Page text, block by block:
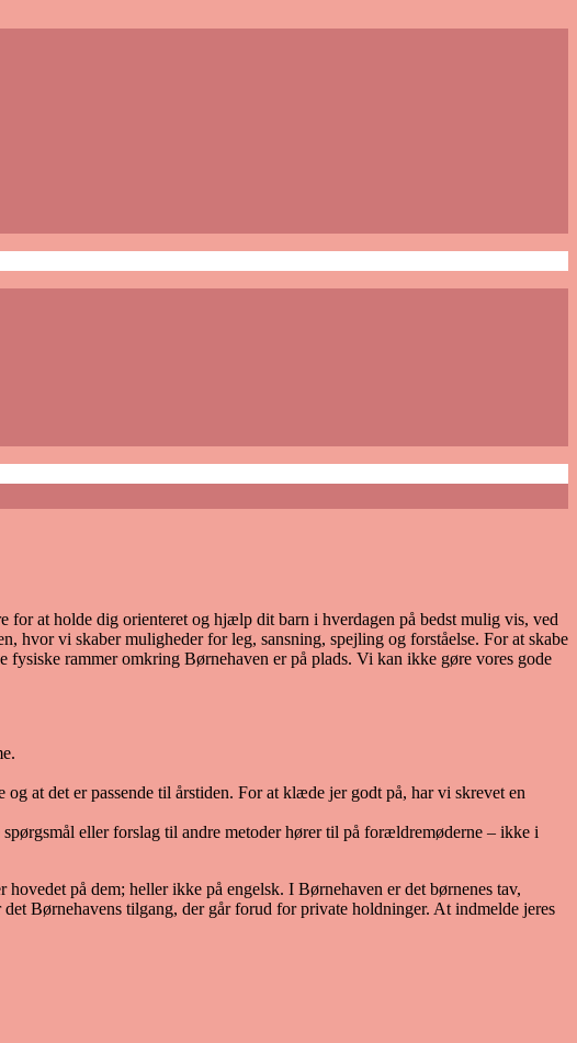
at holde dig orienteret og hjælp dit barn i hverdagen på bedst mulig vis, ved
hvor vi skaber muligheder for leg, sansning, spejling og forståelse. For at skabe
rammer omkring Børnehaven er på plads. Vi kan ikke gøre vores gode
at det er passende til årstiden. For at klæde jer godt på, har vi skrevet en
eller forslag til andre metoder hører til på forældremøderne – ikke i
på dem; heller ikke på engelsk. I Børnehaven er det børnenes tav,
Børnehavens tilgang, der går forud for private holdninger. At indmelde jeres